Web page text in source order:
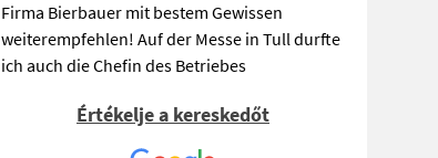
Firma Bierbauer mit bestem Gewissen
weiterempfehlen! Auf der Messe in Tull durfte
ich auch die Chefin des Betriebes
des Unternehmens, ist top informiert, spricht
mehrere Sprachen und ist sehr kompetent!
Értékelje a kereskedőt